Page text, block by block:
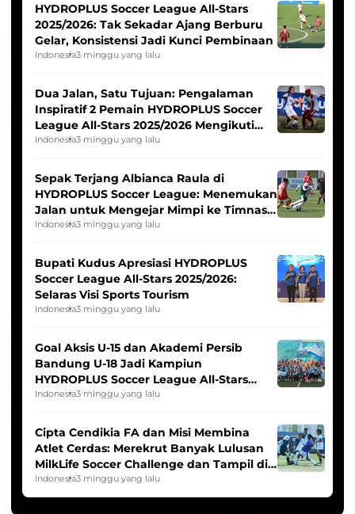
HYDROPLUS Soccer League All-Stars
2025/2026: Tak Sekadar Ajang Berburu
Gelar, Konsistensi Jadi Kunci Pembinaan
Indonesia3 minggu yang lalu
Dua Jalan, Satu Tujuan: Pengalaman
Inspiratif 2 Pemain HYDROPLUS Soccer
League All-Stars 2025/2026 Mengikuti
Seleksi Timnas Indonesia Putri
Indonesia3 minggu yang lalu
Sepak Terjang Albianca Raula di
HYDROPLUS Soccer League: Menemukan
Jalan untuk Mengejar Mimpi ke Timnas
Indonesia Putri
Indonesia3 minggu yang lalu
Bupati Kudus Apresiasi HYDROPLUS
Soccer League All-Stars 2025/2026:
Selaras Visi Sports Tourism
Indonesia3 minggu yang lalu
Goal Aksis U-15 dan Akademi Persib
Bandung U-18 Jadi Kampiun
HYDROPLUS Soccer League All-Stars
2025/2026
Indonesia3 minggu yang lalu
Cipta Cendikia FA dan Misi Membina
Atlet Cerdas: Merekrut Banyak Lulusan
MilkLife Soccer Challenge dan Tampil di
HYDROPLUS Soccer League
Indonesia3 minggu yang lalu